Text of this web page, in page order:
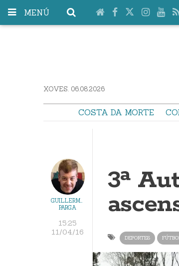
MENÚ
XOVES. 06.08.2026
COSTA DA MORTE
GUILLERMO
PARGA
15:25
11/04/16
3ª
DEPORTES